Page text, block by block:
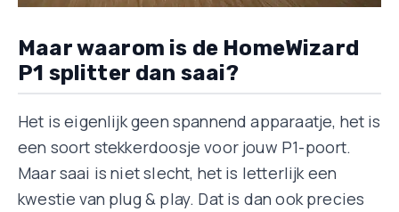
Maar waarom is de HomeWizard
P1 splitter dan saai?
Het is eigenlijk geen spannend apparaatje, het is
een soort stekkerdoosje voor jouw P1-poort.
Maar saai is niet slecht, het is letterlijk een
kwestie van plug & play. Dat is dan ook precies